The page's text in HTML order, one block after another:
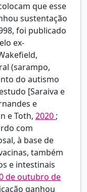
que esse
sustentação
foi publicado
ex-
(sarampo,
do autismo
[Saraiva e
e
e Toth, 2020 ;
com
à base de
também
e intestinais
de outubro de
ganhou